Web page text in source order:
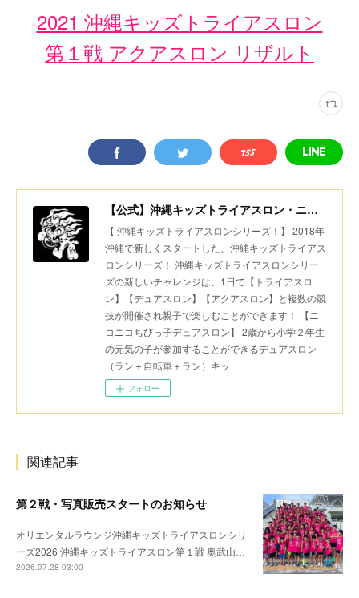
2021 沖縄キッズトライアスロン
第１戦 アクアスロン リザルト
【公式】沖縄キッズトライアスロン・ニコニコちびっ子デュアスロン・美ら島スポーツ
【 沖縄キッズトライアスロンシリーズ！】 2018年
沖縄で新しくスタートした、沖縄キッズトライアス
ロンシリーズ！ 沖縄キッズトライアスロンシリー
ズの新しいチャレンジは、1日で【トライアスロ
ン】【デュアスロン】【アクアスロン】と複数の競
技が開催され親子で楽しむことができます！ 【ニ
コニコちびっ子デュアスロン】 2歳から小学２年生
の元気の子が参加することができるデュアスロン
（ラン＋自転車＋ラン）キッ
フォロー
関連記事
第２戦・写真販売スタートのお知らせ
オリエンタルラウンジ沖縄キッズトライアスロンシリ
ーズ2026 沖縄キッズトライアスロン第１戦 奥武山…
2026.07.28 03:00